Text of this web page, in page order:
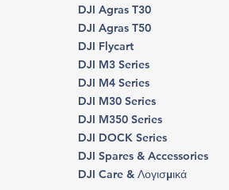
DJI Agras T30
DJI Agras T50
DJI Flycart
DJI M3 Series
DJI M4 Series
DJI M30 Series
DJI M350 Series
DJI DOCK Series
DJI Spares & Accessories
DJI Care & Λογισμικά